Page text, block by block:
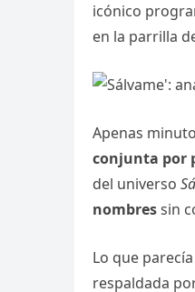
icónico
en la parrilla
Apenas
conjunta por
del universo
nombressin
Lo que
respaldada